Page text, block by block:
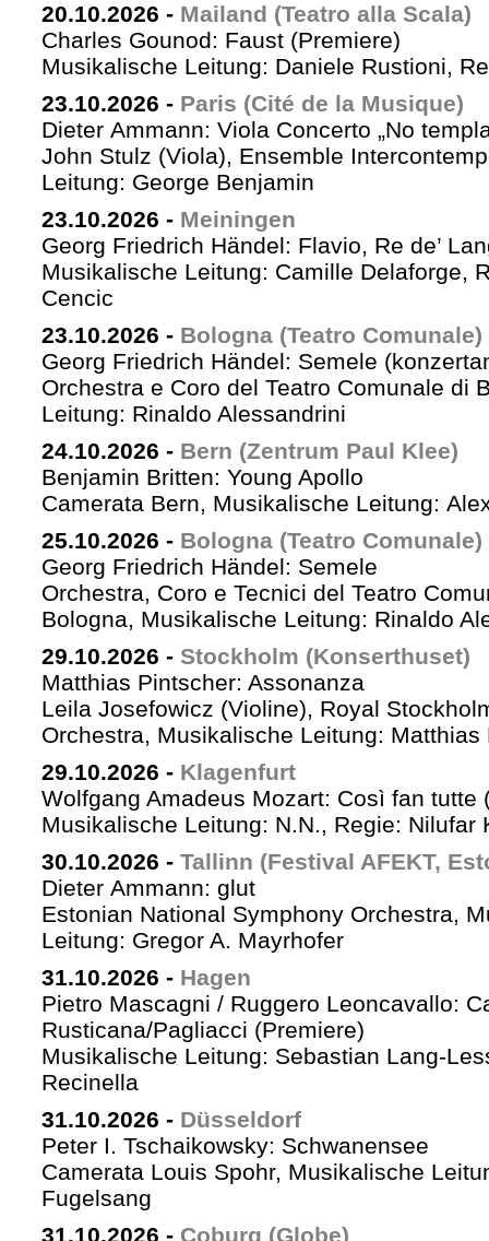
20.10.2026 - Mailand (Teatro alla Scala)
Charles Gounod: Faust (Premiere)
Musikalische Leitung: Daniele Rustioni,
23.10.2026 - Paris (Cité de la Musique)
Dieter Ammann: Viola Concerto „No
John Stulz (Viola), Ensemble
Leitung: George Benjamin
23.10.2026 - Meiningen
Georg Friedrich Händel: Flavio, Re de’
Musikalische Leitung: Camille Delaforge,
Cencic
23.10.2026 - Bologna (Teatro Comunale)
Georg Friedrich Händel: Semele
Orchestra e Coro del Teatro Comunale di
Leitung: Rinaldo Alessandrini
24.10.2026 - Bern (Zentrum Paul Klee)
Benjamin Britten: Young Apollo
Camerata Bern, Musikalische Leitung:
25.10.2026 - Bologna (Teatro Comunale)
Georg Friedrich Händel: Semele
Orchestra, Coro e Tecnici del Teatro
Bologna, Musikalische Leitung: Rinaldo
29.10.2026 - Stockholm (Konserthuset)
Matthias Pintscher: Assonanza
Leila Josefowicz (Violine), Royal
Orchestra, Musikalische Leitung: Matthias
29.10.2026 - Klagenfurt
Wolfgang Amadeus Mozart: Così fan tutte
Musikalische Leitung: N.N., Regie: Nilufar
30.10.2026 - Tallinn (Festival AFEKT,
Dieter Ammann: glut
Estonian National Symphony Orchestra,
Leitung: Gregor A. Mayrhofer
31.10.2026 - Hagen
Pietro Mascagni / Ruggero Leoncavallo:
Rusticana/Pagliacci (Premiere)
Musikalische Leitung: Sebastian Lang-
Recinella
31.10.2026 - Düsseldorf
Peter I. Tschaikowsky: Schwanensee
Camerata Louis Spohr, Musikalische
Fugelsang
31.10.2026 - Coburg (Globe)